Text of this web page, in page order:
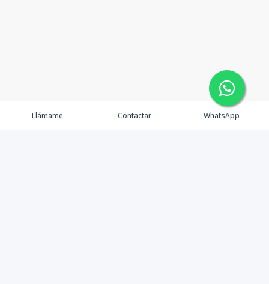
Llámame Contactar WhatsApp